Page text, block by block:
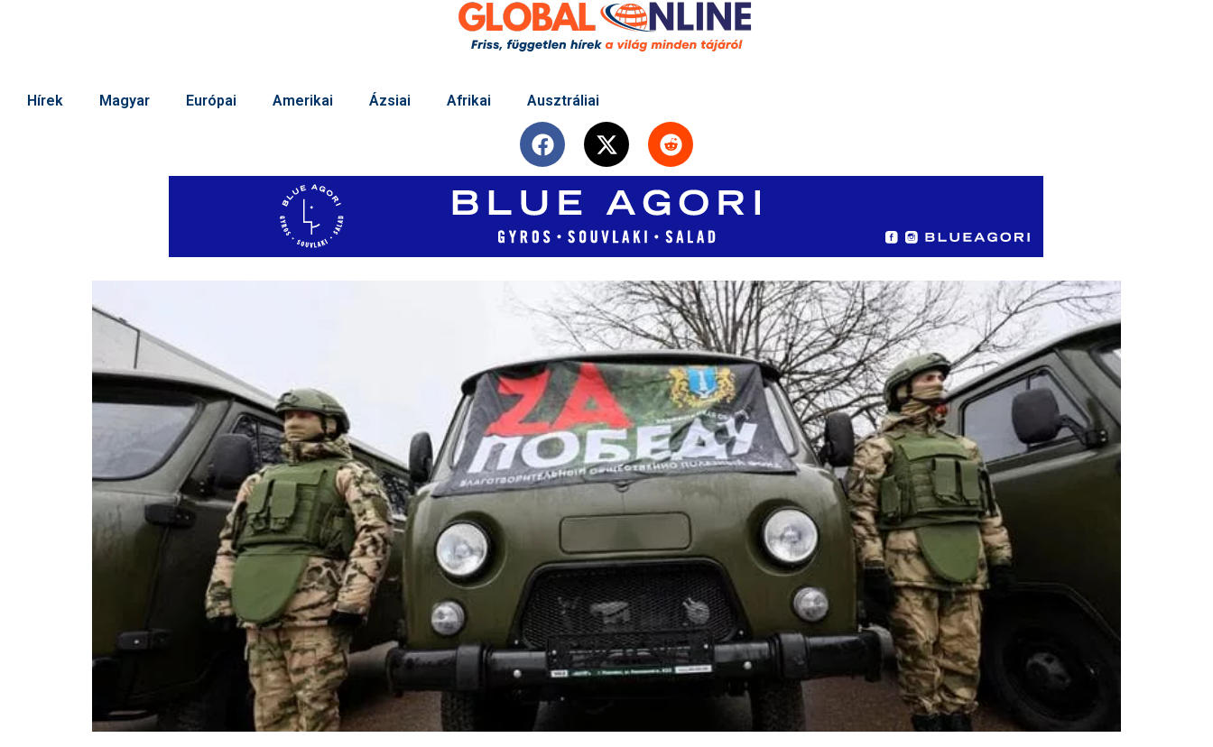
Hírek Magyar Európai Amerikai Ázsiai Afrikai Ausztráliai